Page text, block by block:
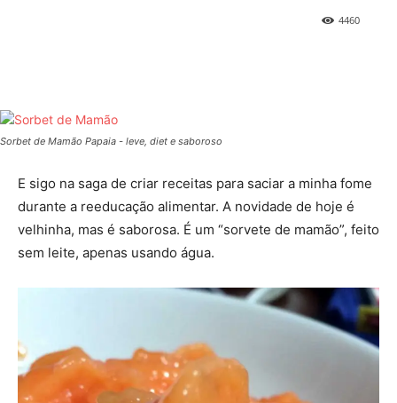
4460
Sorbet de Mamão Papaia - leve, diet e saboroso
E sigo na saga de criar receitas para saciar a minha fome
durante a reeducação alimentar. A novidade de hoje é
velhinha, mas é saborosa. É um “sorvete de mamão”, feito
sem leite, apenas usando água.